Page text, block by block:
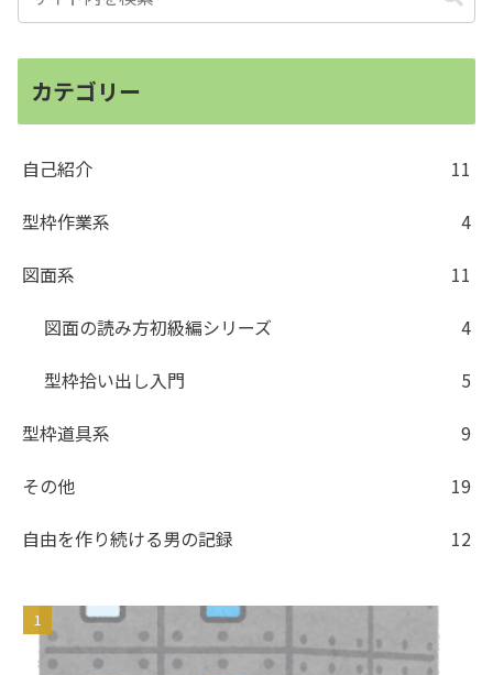
カテゴリー
自己紹介
11
型枠作業系
4
図面系
11
図面の読み方初級編シリーズ
4
型枠拾い出し入門
5
型枠道具系
9
その他
19
自由を作り続ける男の記録
12